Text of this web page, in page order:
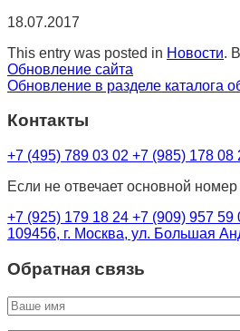
18.07.2017
This entry was posted in Новости.
Обновление сайта
Обновление в разделе каталога
Контакты
+7 (495) 789 03 02 +7 (985) 178 08
Если не отвечает основной
+7 (925) 179 18 24 +7 (909) 957 59
109456, г. Москва, ул. Большая
Обратная связь